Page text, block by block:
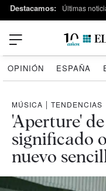
Destacamos: Últimas
OPINIÓN ESPAÑA
MÚSICA | TENDENCIAS
'Aperture'
significado
nuevo